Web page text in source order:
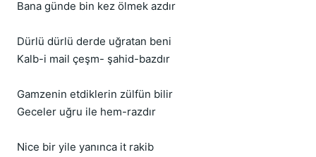
Bana günde bin kez ölmek azdır
Dürlü dürlü derde uğratan beni
Kalb-i mail çeşm- şahid-bazdır
Gamzenin etdiklerin zülfün bilir
Geceler uğru ile hem-razdır
Nice bir yile yanınca it rakib